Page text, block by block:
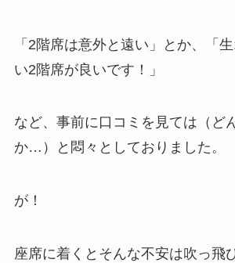
「2階席は意外と遠い」とか、「
い2階席が良いです！」
など、事前に口コミを見ては（ど
か…）と悶々としておりました。
が！
座席に着くとそんな不安は吹っ飛